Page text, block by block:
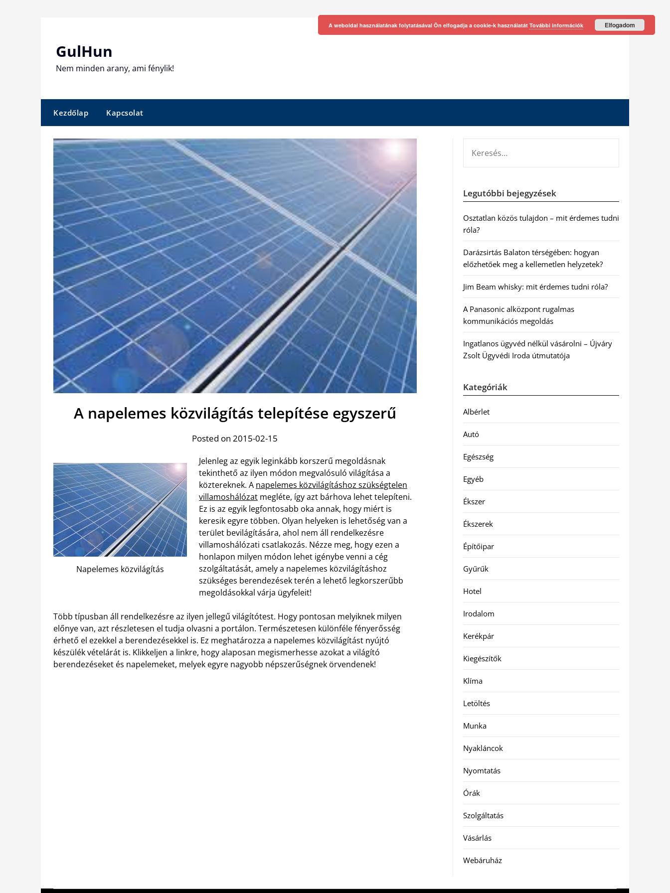
GulHun
Nem minden arany, ami fénylik!
Kezdőlap Kapcsolat
A napelemes közvilágítás telepítése egyszerű
Posted on 2015-02-15
Napelemes közvilágítás
Jelenleg az egyik leginkább korszerű megoldásnak
tekinthető az ilyen módon megvalósuló világítása a
köztereknek. A napelemes közvilágításhoz szükségtelen
villamoshálózat megléte, így azt bárhova lehet telepíteni.
Ez is az egyik legfontosabb oka annak, hogy miért is
keresik egyre többen. Olyan helyeken is lehetőség van a
terület bevilágítására, ahol nem áll rendelkezésre
villamoshálózati csatlakozás. Nézze meg, hogy ezen a
honlapon milyen módon lehet igénybe venni a cég
szolgáltatását, amely a napelemes közvilágításhoz
szükséges berendezések terén a lehető legkorszerűbb
megoldásokkal várja ügyfeleit!
Több típusban áll rendelkezésre az ilyen jellegű világítótest. Hogy pontosan melyiknek milyen
előnye van, azt részletesen el tudja olvasni a portálon. Természetesen különféle fényerősség
érhető el ezekkel a berendezésekkel is. Ez meghatározza a napelemes közvilágítást nyújtó
készülék vételárát is. Klikkeljen a linkre, hogy alaposan megismerhesse azokat a világító
berendezéseket és napelemeket, melyek egyre nagyobb népszerűségnek örvendenek!
Legutóbbi bejegyzések
Osztatlan közös tulajdon – mit érdemes tudni
róla?
Darázsirtás Balaton térségében: hogyan
előzhetőek meg a kellemetlen helyzetek?
Jim Beam whisky: mit érdemes tudni róla?
A Panasonic alközpont rugalmas
kommunikációs megoldás
Ingatlanos ügyvéd nélkül vásárolni – Újváry
Zsolt Ügyvédi Iroda útmutatója
Kategóriák
Albérlet
Autó
Egészség
Egyéb
Ékszer
Ékszerek
Építőipar
Gyűrűk
Hotel
Irodalom
Kerékpár
Kiegészítők
Klíma
Letöltés
Munka
Nyakláncok
Nyomtatás
Órák
Szolgáltatás
Vásárlás
Webáruház
A weboldal használatának folytatásával Ön elfogadja a cookie-k használatát További információk Elfogadom